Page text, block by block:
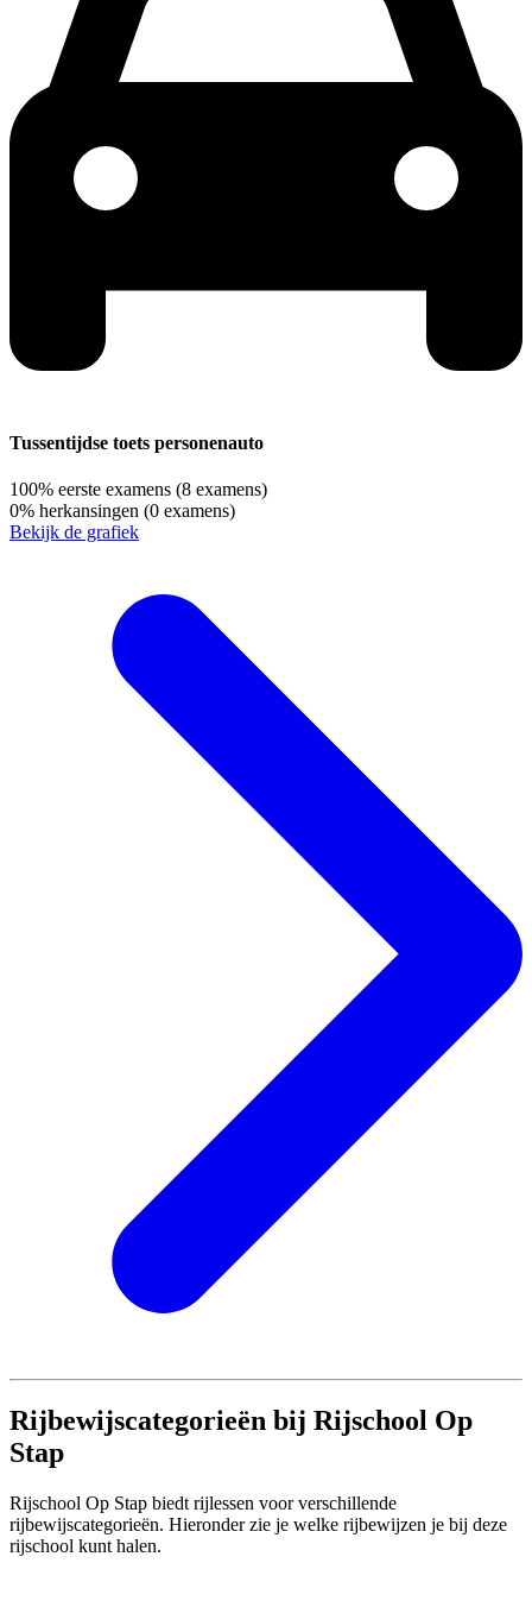
Tussentijdse toets personenauto
100% eerste examens (8 examens)
0% herkansingen (0 examens)
Bekijk de grafiek
Rijbewijscategorieën bij Rijschool Op
Stap
Rijschool Op Stap biedt rijlessen voor verschillende
rijbewijscategorieën. Hieronder zie je welke rijbewijzen je bij deze
rijschool kunt halen.